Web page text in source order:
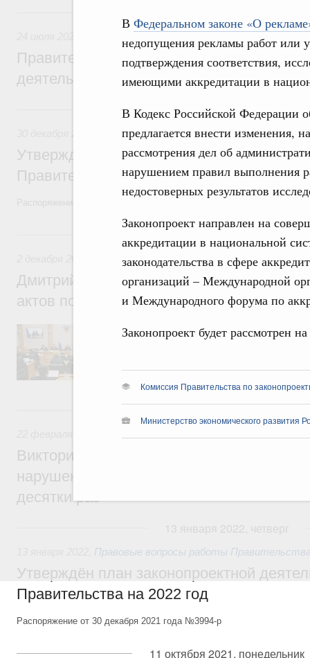
В Федеральном законе «О
недопущения рекламы работ или
подтверждения соответствия,
имеющими аккредитации в
В Кодекс Российской Федерации
предлагается внести изменения,
рассмотрения дел об
нарушением правил выполнения
недостоверных результатов
Законопроект направлен на
аккредитации в национальной
законодательства в сфере
организаций – Международной
и Международного форума по
Законопроект будет рассмотрен
Комиссия Правительства по
Министерство экономического развития
Правовые вопросы работы Правительства
Правительство повышает качество
деятельности
30 декабря 2022, пятница
Правовые вопросы работы
Утверждён план законопроектной
Правительства на 2023 год
2 декабря 2022, пятница
Правовые вопросы работы
Дмитрий Григоренко: Проблема
актов полностью решена
Заместитель Председателя
Правительства России принял участие в
Виктория Абрамченко: Ответственность
нарушения при перевалке угля в портах
десятки раз
Правовые вопросы работы
Утверждён план законопроектной
Правительства на 2022 год
Распоряжение от 30 декабря 2021 года №3994-р
11 октября 2021, понедельник